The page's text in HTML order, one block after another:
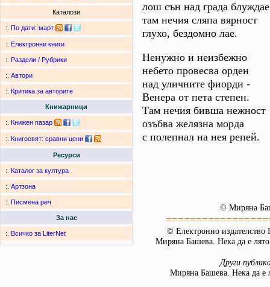
Каталози
:. По дати: март
:. Електронни книги
:. Раздели / Рубрики
:. Автори
:. Критика за авторите
Книжарници
:. Книжен пазар
:. Книгосвят: сравни цени
Ресурси
:. Каталог за култура
:. Артзона
:. Писмена реч
За нас
:. Всичко за LiterNet
лош сън над града
там нечия сляпа вярност
глухо, бездомно лае.
Ненужно и неизбежно
небето провесва орден
над уличните фиорди -
Венера от пета степен.
Там нечия бивша нежност
озъбва желязна морда
с полепнал на нея репей.
© Миряна
© Електронно издателство
Миряна Башева. Нека да е
Други
Миряна Башева. Нека да е